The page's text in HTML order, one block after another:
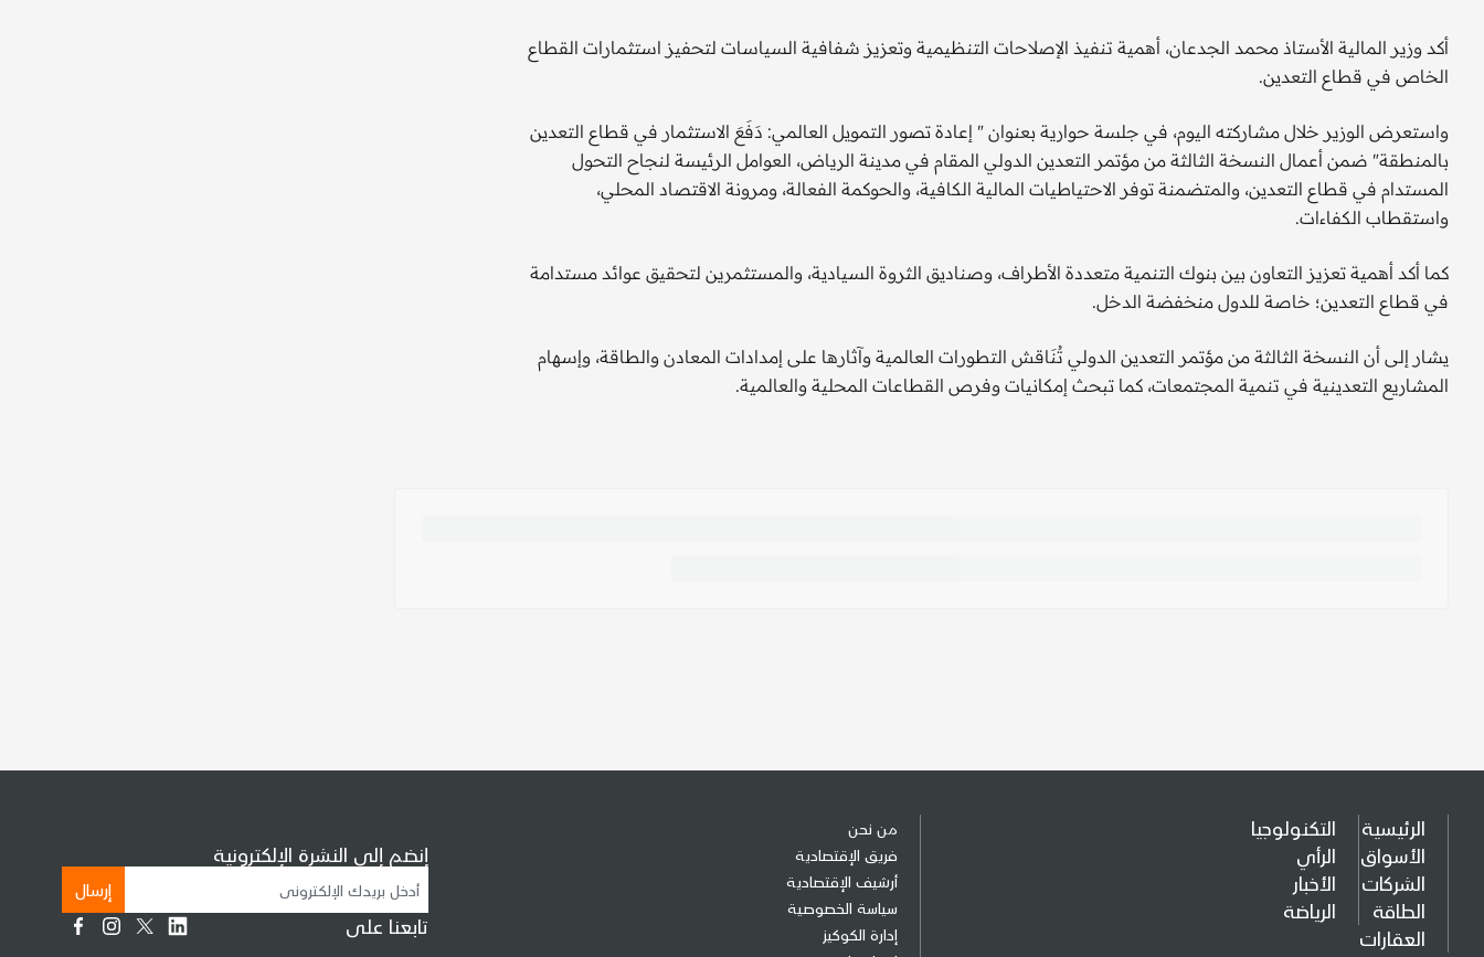
أكد وزير المالية الأستاذ محمد الجدعان، أهمية تنفيذ الإصلاحات التنظيمية وتعزيز شفافية السياسات لتحفيز استثمارات القطاع
الخاص في قطاع التعدين.
واستعرض الوزير خلال مشاركته اليوم، في جلسة حوارية بعنوان " إعادة تصور التمويل العالمي: دَفَعَ الاستثمار في قطاع التعدين
بالمنطقة" ضمن أعمال النسخة الثالثة من مؤتمر التعدين الدولي المقام في مدينة الرياض، العوامل الرئيسة لنجاح التحول
المستدام في قطاع التعدين، والمتضمنة توفر الاحتياطيات المالية الكافية، والحوكمة الفعالة، ومرونة الاقتصاد المحلي،
واستقطاب الكفاءات.
كما أكد أهمية تعزيز التعاون بين بنوك التنمية متعددة الأطراف، وصناديق الثروة السيادية، والمستثمرين لتحقيق عوائد مستدامة
في قطاع التعدين؛ خاصة للدول منخفضة الدخل.
يشار إلى أن النسخة الثالثة من مؤتمر التعدين الدولي تُنَاقش التطورات العالمية وآثارها على إمدادات المعادن والطاقة، وإسهام
المشاريع التعدينية في تنمية المجتمعات، كما تبحث إمكانيات وفرص القطاعات المحلية والعالمية.
الرئيسية
الأسواق
الشركات
الطاقة
العقارات
التكنولوجيا
الرأي
الأخبار
الرياضة
من نحن
فريق الإقتصادية
أرشيف الإقتصادية
سياسة الخصوصية
إدارة الكوكيز
إنضم إلى النشرة الإلكترونية
إرسال
تابعنا على